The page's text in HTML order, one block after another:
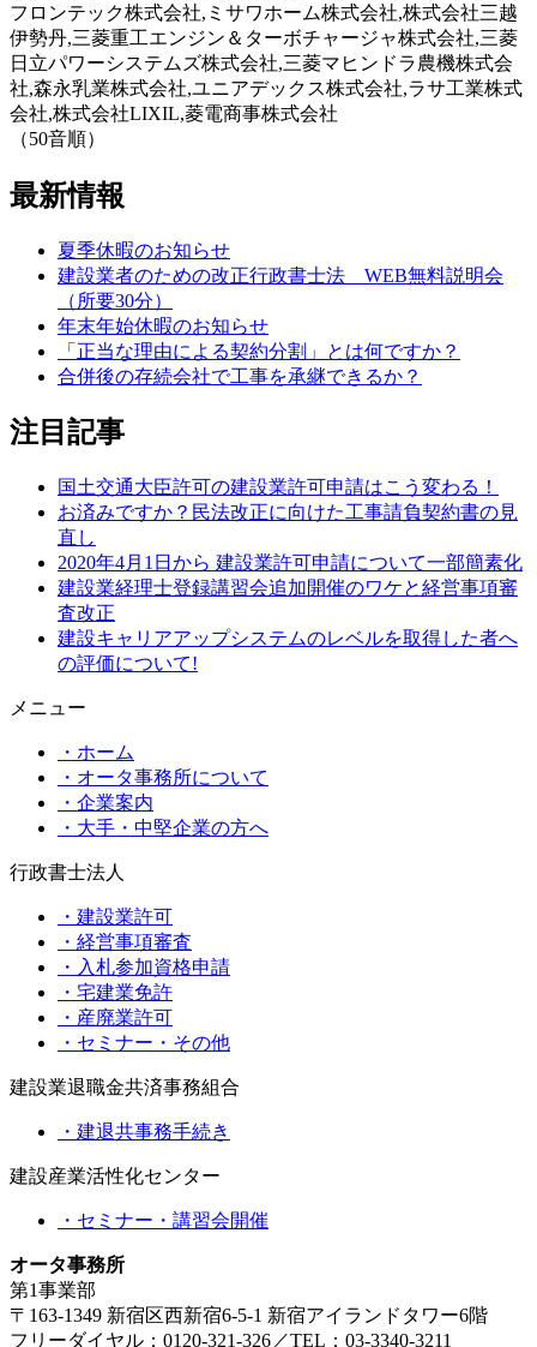
フロンテック株式会社,ミサワホーム株式会社,株式会社三越
伊勢丹,三菱重工エンジン＆ターボチャージャ株式会社,三菱
日立パワーシステムズ株式会社,三菱マヒンドラ農機株式会
社,森永乳業株式会社,ユニアデックス株式会社,ラサ工業株式
会社,株式会社LIXIL,菱電商事株式会社
（50音順）
最新情報
夏季休暇のお知らせ
建設業者のための改正行政書士法 WEB無料説明会
（所要30分）
年末年始休暇のお知らせ
「正当な理由による契約分割」とは何ですか？
合併後の存続会社で工事を承継できるか？
注目記事
国土交通大臣許可の建設業許可申請はこう変わる！
お済みですか？民法改正に向けた工事請負契約書の見
直し
2020年4月1日から 建設業許可申請について一部簡素化
建設業経理士登録講習会追加開催のワケと経営事項審
査改正
建設キャリアアップシステムのレベルを取得した者へ
の評価について!
メニュー
・ホーム
・オータ事務所について
・企業案内
・大手・中堅企業の方へ
行政書士法人
・建設業許可
・経営事項審査
・入札参加資格申請
・宅建業免許
・産廃業許可
・セミナー・その他
建設業退職金共済事務組合
・建退共事務手続き
建設産業活性化センター
・セミナー・講習会開催
オータ事務所
第1事業部
〒163-1349 新宿区西新宿6-5-1 新宿アイランドタワー6階
フリーダイヤル：0120-321-326／TEL：03-3340-3211